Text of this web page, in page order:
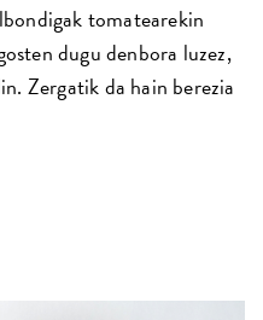
tomatearekin
dugu denbora luzez,
Zergatik da hain berezia